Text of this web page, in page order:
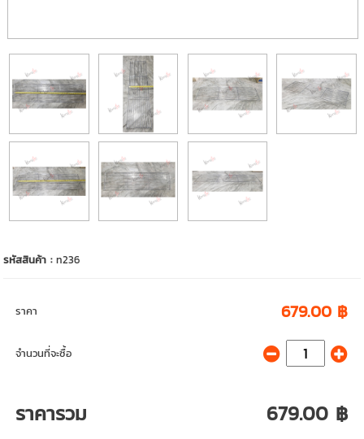
รหัสสินค้า :n236
ราคา 679.00 ฿
จำนวนที่จะซื้อ
ราคารวม 679.00 ฿